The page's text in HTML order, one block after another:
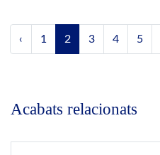
‹ 1 2 3 4 5
Acabats relacionats